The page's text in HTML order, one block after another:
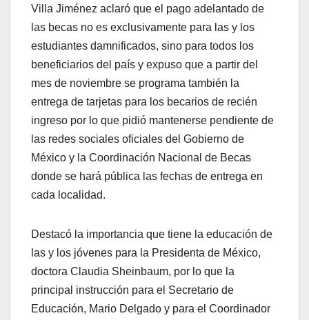
Villa Jiménez aclaró que el pago adelantado de
las becas no es exclusivamente para las y los
estudiantes damnificados, sino para todos los
beneficiarios del país y expuso que a partir del
mes de noviembre se programa también la
entrega de tarjetas para los becarios de recién
ingreso por lo que pidió mantenerse pendiente de
las redes sociales oficiales del Gobierno de
México y la Coordinación Nacional de Becas
donde se hará pública las fechas de entrega en
cada localidad.
Destacó la importancia que tiene la educación de
las y los jóvenes para la Presidenta de México,
doctora Claudia Sheinbaum, por lo que la
principal instrucción para el Secretario de
Educación, Mario Delgado y para el Coordinador